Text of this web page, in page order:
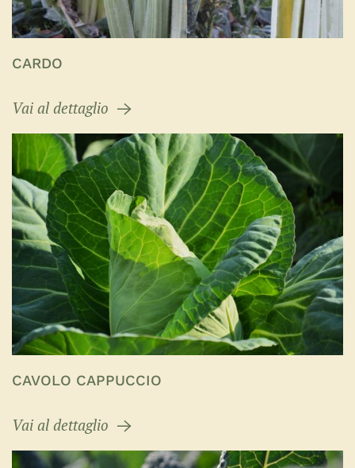
CARDO
Vai al dettaglio
CAVOLO CAPPUCCIO
Vai al dettaglio